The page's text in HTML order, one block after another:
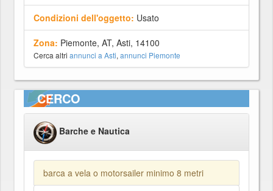
Condizioni dell'oggetto: Usato
Zona: Piemonte, AT, Asti, 14100
Cerca altri annunci a Asti, annunci Piemonte
CERCO
Barche e Nautica
barca a vela o motorsailer minimo 8 metri